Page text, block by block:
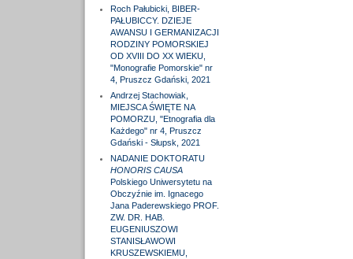
Roch Pałubicki, BIBER-
PAŁUBICCY. DZIEJE
AWANSU I GERMANIZACJI
RODZINY POMORSKIEJ
OD XVIII DO XX WIEKU,
"Monografie Pomorskie" nr
4, Pruszcz Gdański, 2021
Andrzej Stachowiak,
MIEJSCA ŚWIĘTE NA
POMORZU, "Etnografia dla
Każdego" nr 4, Pruszcz
Gdański - Słupsk, 2021
NADANIE DOKTORATU
HONORIS CAUSA
Polskiego Uniwersytetu na
Obczyźnie im. Ignacego
Jana Paderewskiego PROF.
ZW. DR. HAB.
EUGENIUSZOWI
STANISŁAWOWI
KRUSZEWSKIEMU,